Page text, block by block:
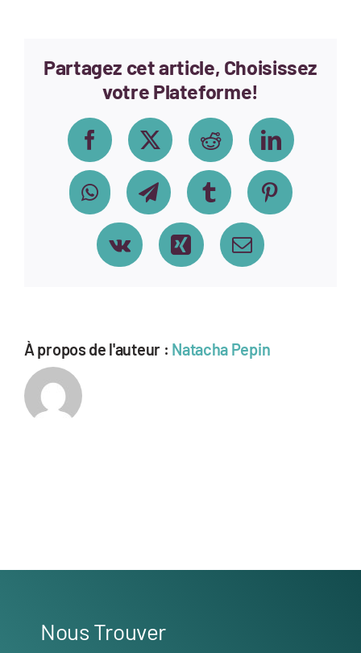
Partagez cet article, Choisissez
votre Plateforme!
FacebookX Reddit LinkedIn
WhatsAppTelegramTumblr Pinterest
Vk Xing Email
À propos de l'auteur : Natacha Pepin
Nous Trouver